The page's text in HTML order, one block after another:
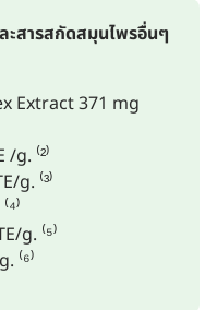
ะสารสกัดสมุนไพรอื่นๆ
Extract 371 mg
⁽²⁾
g. ⁽³⁾
g. ⁽⁵⁾
⁽⁶⁾